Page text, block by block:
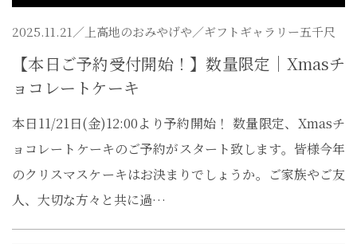
2025.11.21／ 上高地のおみやげや／ギフトギャラリー五千尺
【本日ご予約受付開始！】数量限定｜Xmasチ
ョコレートケーキ
本日11/21日(金)12:00より予約開始！ 数量限定、Xmasチ
ョコレートケーキのご予約がスタート致します。皆様今年
のクリスマスケーキはお決まりでしょうか。ご家族やご友
人、大切な方々と共に過…